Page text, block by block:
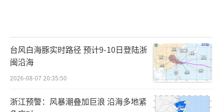
台风白海豚实时路径 预计9-10日登陆浙
闽沿海
2026-08-07 20:35:50
浙江预警：风暴潮叠加巨浪 沿海多地紧